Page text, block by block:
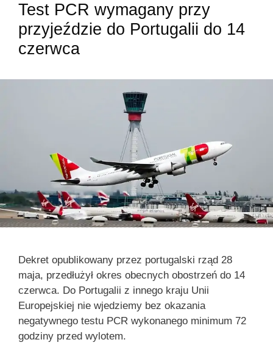
Test PCR wymagany przy
przyjeździe do Portugalii do 14
czerwca
Dekret opublikowany przez portugalski rząd 28
maja, przedłużył okres obecnych obostrzeń do 14
czerwca. Do Portugalii z innego kraju Unii
Europejskiej nie wjedziemy bez okazania
negatywnego testu PCR wykonanego minimum 72
godziny przed wylotem.